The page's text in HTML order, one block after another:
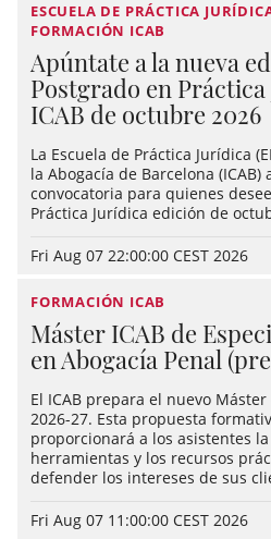
ESCUELA DE PRÁCTICA
FORMACIÓN ICAB
Apúntate a la nueva
Postgrado en
ICAB de octubre 2026
La Escuela de Práctica Jurídica
la Abogacía de Barcelona (ICAB)
convocatoria para quienes
Práctica Jurídica edición de
Fri Aug 07 22:00:00 CEST 2026
FORMACIÓN ICAB
Máster ICAB de
en Abogacía Penal
El ICAB prepara el nuevo
2026-27. Esta propuesta
proporcionará a los asistentes
herramientas y los recursos
defender los intereses de sus
Fri Aug 07 11:00:00 CEST 2026